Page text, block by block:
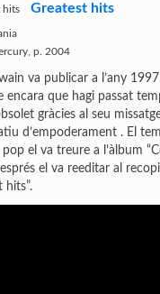
Greatest hits
p. 2004
va publicar a l’any
encara que hagi passat
gràcies al seu
d’empoderament . El
el va treure a l’àlbum
el va reeditar al
hits”.